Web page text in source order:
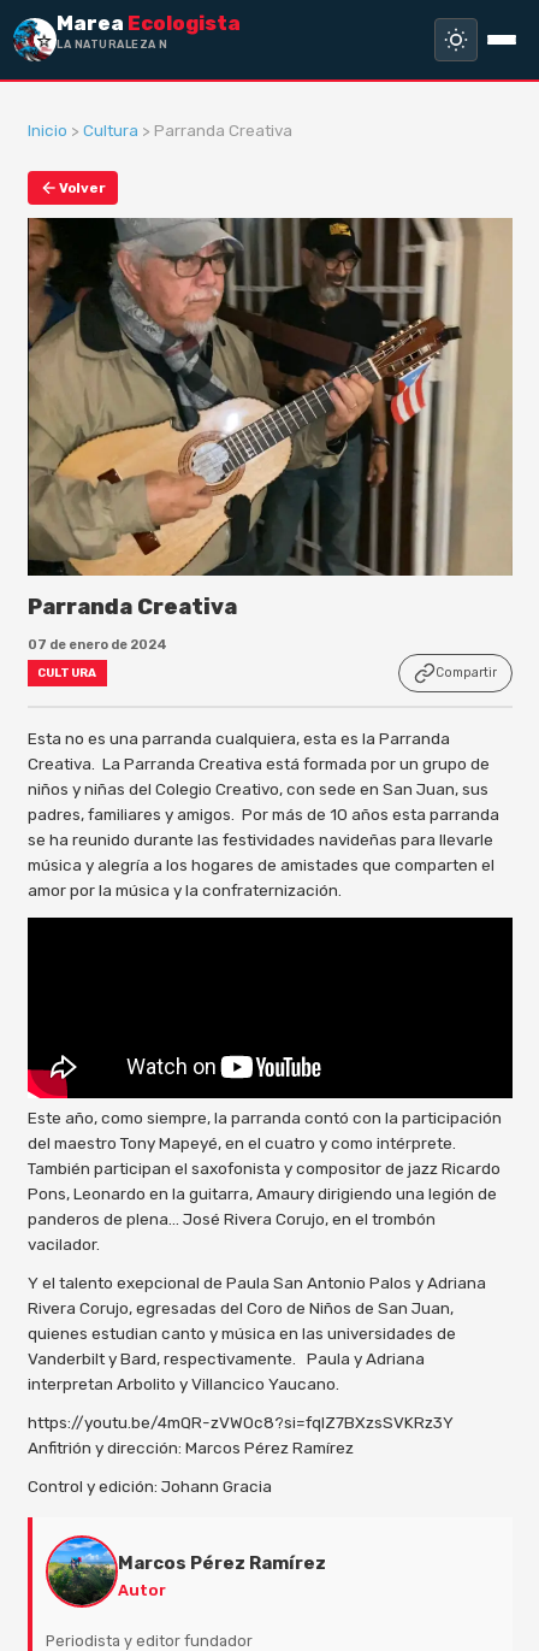
Marea Ecologista
LA NATURALEZA NO HA
Inicio > Cultura > Parranda Creativa
Volver
Parranda Creativa
07 de enero de 2024
CULTURA Compartir
Esta no es una parranda cualquiera, esta es la Parranda
Creativa. La Parranda Creativa está formada por un grupo de
niños y niñas del Colegio Creativo, con sede en San Juan, sus
padres, familiares y amigos. Por más de 10 años esta parranda
se ha reunido durante las festividades navideñas para llevarle
música y alegría a los hogares de amistades que comparten el
amor por la música y la confraternización.
Este año, como siempre, la parranda contó con la participación
del maestro Tony Mapeyé, en el cuatro y como intérprete.
También participan el saxofonista y compositor de jazz Ricardo
Pons, Leonardo en la guitarra, Amaury dirigiendo una legión de
panderos de plena… José Rivera Corujo, en el trombón
vacilador.
Y el talento exepcional de Paula San Antonio Palos y Adriana
Rivera Corujo, egresadas del Coro de Niños de San Juan,
quienes estudian canto y música en las universidades de
Vanderbilt y Bard, respectivamente. Paula y Adriana
interpretan Arbolito y Villancico Yaucano.
https://youtu.be/4mQR-zVWOc8?si=fqlZ7BXzsSVKRz3Y
Anfitrión y dirección: Marcos Pérez Ramírez
Control y edición: Johann Gracia
Marcos Pérez Ramírez
Autor
Periodista y editor fundador